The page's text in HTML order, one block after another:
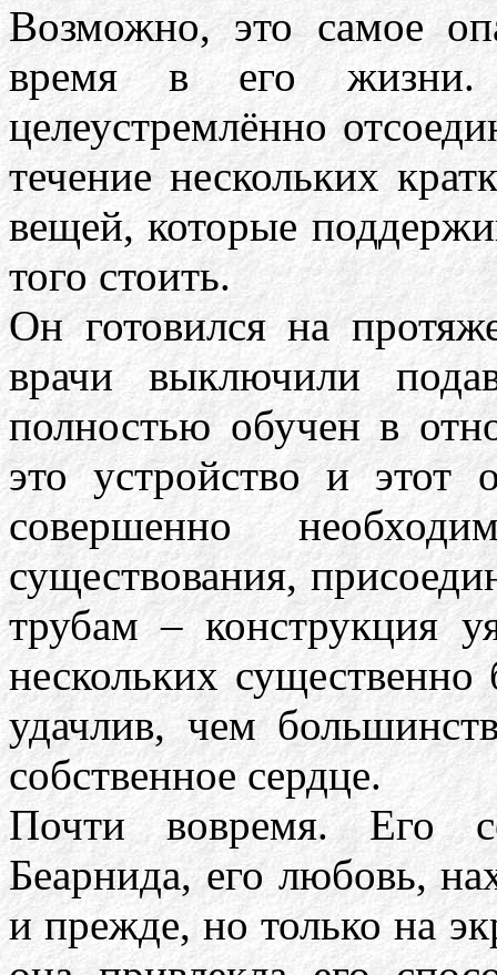
Возможно, это самое
время в его
целеустремлённо
течение нескольких
вещей, которые
того стоить.
Он готовился на
врачи выключили
полностью обучен в
это устройство и этот
совершенно
существования,
трубам – конструкция
нескольких
удачлив, чем
собственное сердце.
Почти вовремя. Его
Беарнида, его любовь,
и прежде, но только на